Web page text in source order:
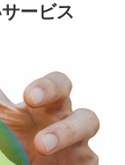
ービス